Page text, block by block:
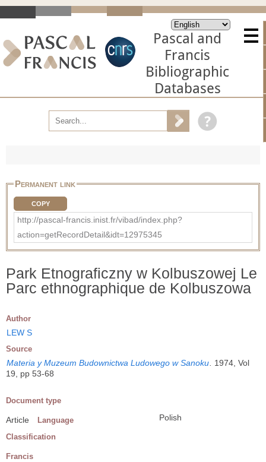
Pascal and
Francis
Bibliographic
Databases
Permanent link
COPY
http://pascal-francis.inist.fr/vibad/index.php?
action=getRecordDetail&idt=12975345
Park Etnograficzny w Kolbuszowej Le
Parc ethnographique de Kolbuszowa
Author
LEW S
Source
Materia y Muzeum Budownictwa Ludowego w Sanoku
1974, Vol
19, pp 53-68
Document type
Article Language Polish
Classification
Francis